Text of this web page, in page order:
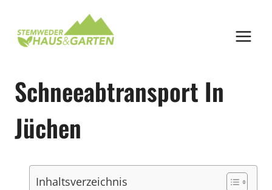
springen
Schneeabtransport In
Jüchen
Inhaltsverzeichnis